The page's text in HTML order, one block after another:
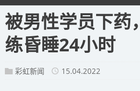
被男性学员下药
练昏睡24小时
彩虹新闻 15.04.2022